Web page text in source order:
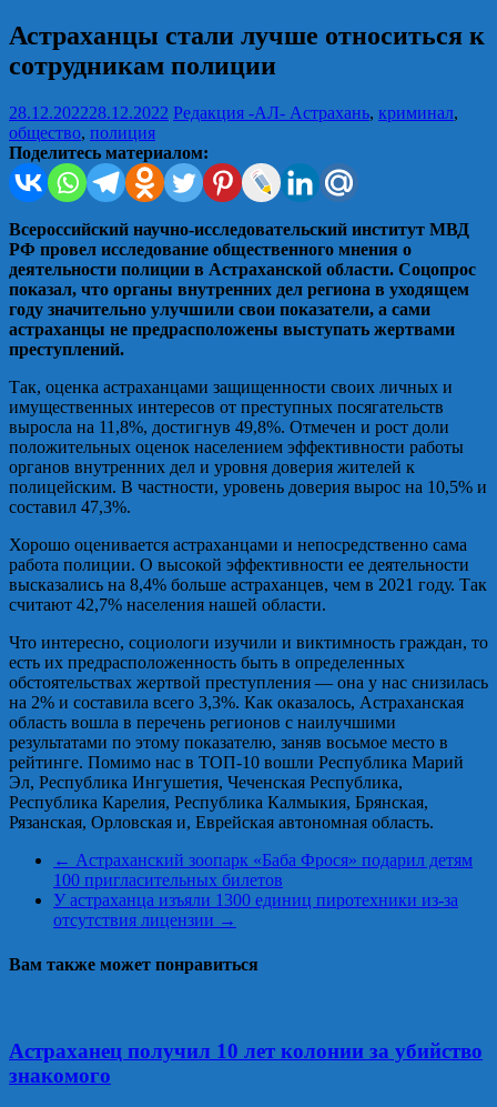
Астраханцы стали лучше относиться к
сотрудникам полиции
28.12.202228.12.2022 Редакция -АЛ- Астрахань, криминал,
общество, полиция
Поделитесь материалом:
Всероссийский научно-исследовательский институт МВД
РФ провел исследование общественного мнения о
деятельности полиции в Астраханской области. Соцопрос
показал, что органы внутренних дел региона в уходящем
году значительно улучшили свои показатели, а сами
астраханцы не предрасположены выступать жертвами
преступлений.
Так, оценка астраханцами защищенности своих личных и
имущественных интересов от преступных посягательств
выросла на 11,8%, достигнув 49,8%. Отмечен и рост доли
положительных оценок населением эффективности работы
органов внутренних дел и уровня доверия жителей к
полицейским. В частности, уровень доверия вырос на 10,5% и
составил 47,3%.
Хорошо оценивается астраханцами и непосредственно сама
работа полиции. О высокой эффективности ее деятельности
высказались на 8,4% больше астраханцев, чем в 2021 году. Так
считают 42,7% населения нашей области.
Что интересно, социологи изучили и виктимность граждан, то
есть их предрасположенность быть в определенных
обстоятельствах жертвой преступления — она у нас снизилась
на 2% и составила всего 3,3%. Как оказалось, Астраханская
область вошла в перечень регионов с наилучшими
результатами по этому показателю, заняв восьмое место в
рейтинге. Помимо нас в ТОП-10 вошли Республика Марий
Эл, Республика Ингушетия, Чеченская Республика,
Республика Карелия, Республика Калмыкия, Брянская,
Рязанская, Орловская и, Еврейская автономная область.
← Астраханский зоопарк «Баба Фрося» подарил детям
100 пригласительных билетов
У астраханца изъяли 1300 единиц пиротехники из-за
отсутствия лицензии →
Вам также может понравиться
Астраханец получил 10 лет колонии за убийство
знакомого